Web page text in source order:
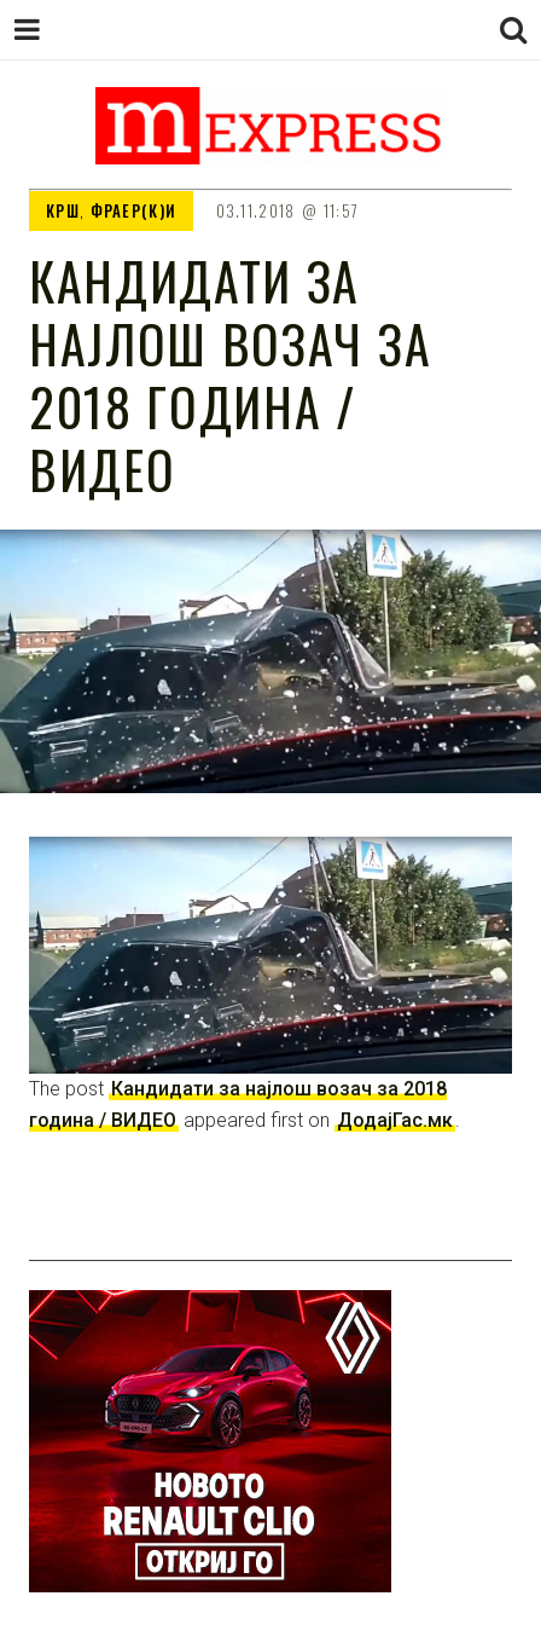
M EXPRESS
КРШ, ФРАЕР(К)И 03.11.2018 11:57
КАНДИДАТИ ЗА
НАЈЛОШ ВОЗАЧ ЗА
2018 ГОДИНА /
ВИДЕО
The post Кандидати за најлош возач за 2018
година / ВИДЕО appeared first on ДодајГас.мк